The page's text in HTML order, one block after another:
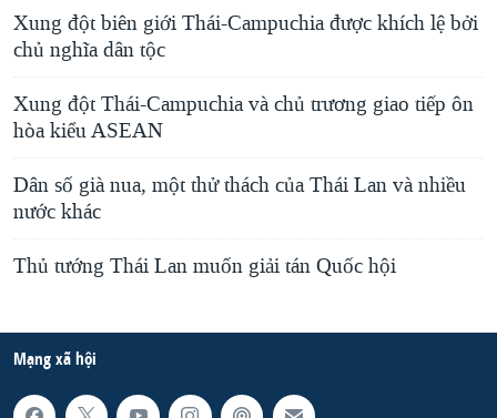
Xung đột biên giới Thái-Campuchia được khích lệ bởi
chủ nghĩa dân tộc
Xung đột Thái-Campuchia và chủ trương giao tiếp ôn
hòa kiểu ASEAN
Dân số già nua, một thử thách của Thái Lan và nhiều
nước khác
Thủ tướng Thái Lan muốn giải tán Quốc hội
Mạng xã hội